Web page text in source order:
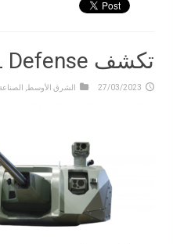
تكشف John COCKERILL Defense عن أحدث منتجاتها
27/03/2023 الشرق الأوسط